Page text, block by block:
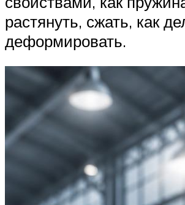
растянуть, сжать, как
деформировать.